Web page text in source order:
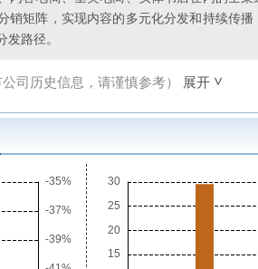
销矩阵，实现内容的多元化分发和持续传
路径。
司历史信息，请谨慎参考） 展开